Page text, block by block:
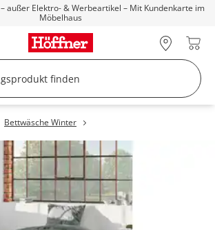
– außer Elektro- & Werbeartikel – Mit Kundenkarte im
Möbelhaus
Bettwäsche Winter